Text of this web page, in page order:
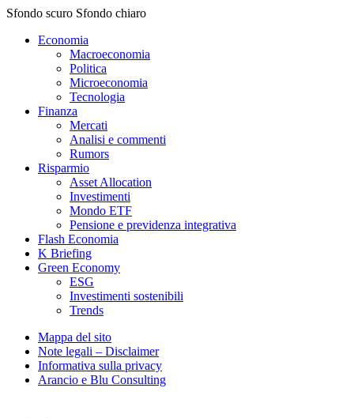
Sfondo scuro Sfondo chiaro
Economia
Macroeconomia
Politica
Microeconomia
Tecnologia
Finanza
Mercati
Analisi e commenti
Rumors
Risparmio
Asset Allocation
Investimenti
Mondo ETF
Pensione e previdenza integrativa
Flash Economia
K Briefing
Green Economy
ESG
Investimenti sostenibili
Trends
Mappa del sito
Note legali – Disclaimer
Informativa sulla privacy
Arancio e Blu Consulting